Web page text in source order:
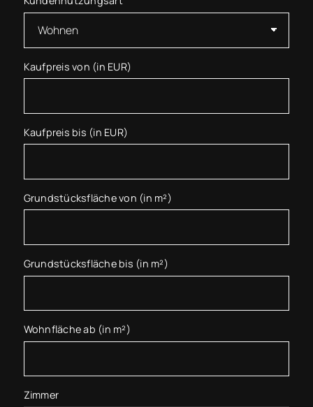
Kaufpreis von (in EUR)
Kaufpreis bis (in EUR)
Grundstücksfläche von (in m²)
Grundstücksfläche bis (in m²)
Wohnfläche ab (in m²)
Zimmer